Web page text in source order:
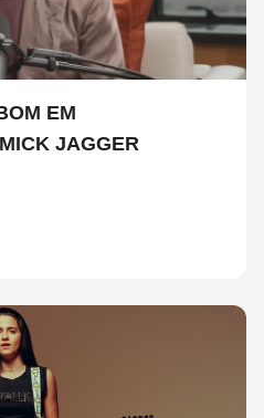
EM
JAGGER